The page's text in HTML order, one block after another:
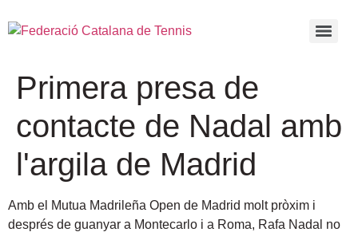
Primera presa de
contacte de Nadal amb
l'argila de Madrid
Amb el Mutua Madrileña Open de Madrid molt pròxim i
després de guanyar a Montecarlo i a Roma, Rafa Nadal no